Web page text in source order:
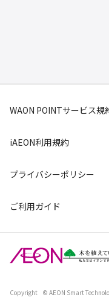
WAON POINTサービス規
iAEON利用規約
プライバシーポリシー
ご利用ガイド
Copyright © AEON Smart